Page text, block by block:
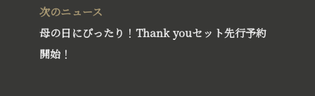
BLISS BALL®
次のニュース
母の日にぴったり！Thank youセット先行予約
開始！